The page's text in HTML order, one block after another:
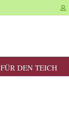
FÜR DEN TEICH